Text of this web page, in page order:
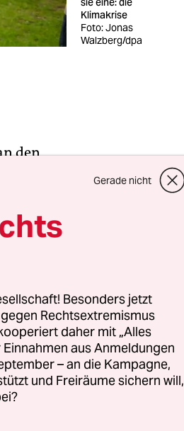
Klimakrise
Foto: Jonas
Walzberg/dpa
den
dieser
Erde
Gerade nicht
Besonders jetzt
Rechtsextremismus
daher mit „Alles
aus Anmeldungen
– an die Kampagne,
und Freiräume sichern will,